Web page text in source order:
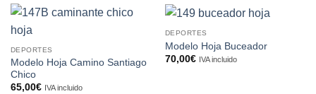
DEPORTES
Modelo Hoja Camino Santiago
Chico
65,00€ IVA incluido
DEPORTES
Modelo Hoja Buceador
70,00€ IVA incluido